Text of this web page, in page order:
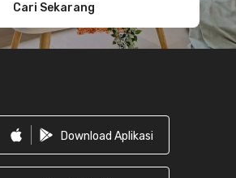
Cari Sekarang
Download Aplikasi